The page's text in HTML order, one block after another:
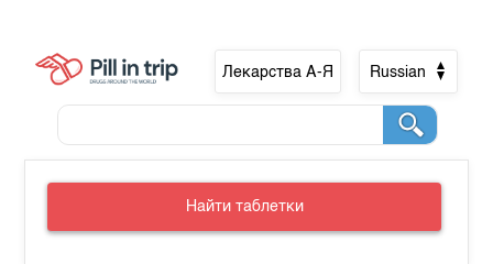
Лекарства А-Я Russian
Найти таблетки